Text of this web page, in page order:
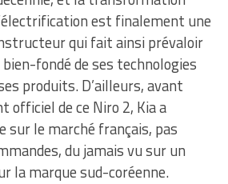
est finalement une
qui fait ainsi prévaloir
fondé de ses technologies
produits. D’ailleurs, avant
officiel de ce Niro 2, Kia a
sur le marché français, pas
du jamais vu sur un
la marque sud-coréenne.